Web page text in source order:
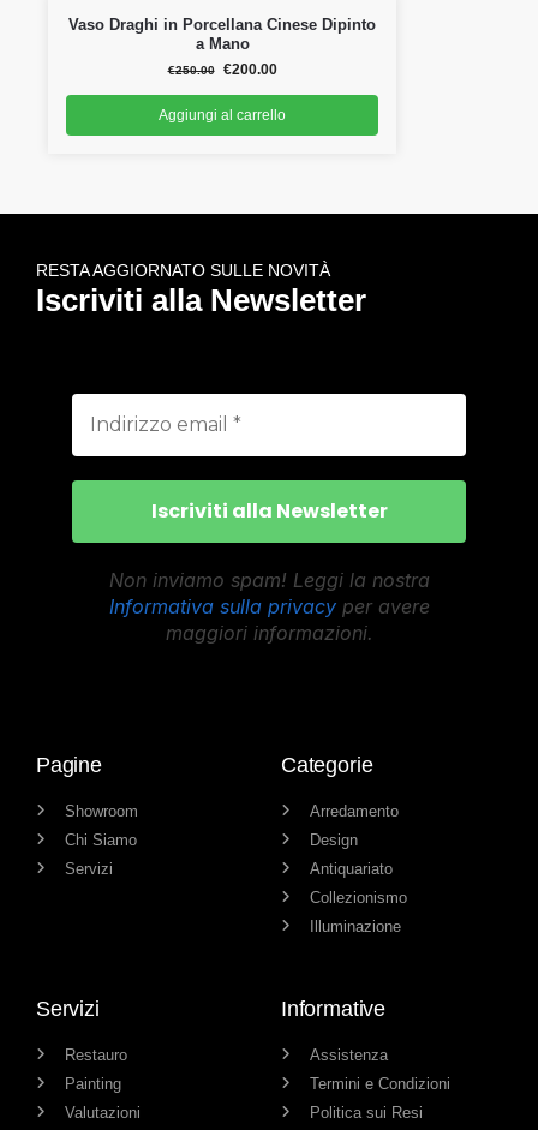
Vaso Draghi in Porcellana Cinese Dipinto
a Mano
€250.00 €200.00
Aggiungi al carrello
RESTA AGGIORNATO SULLE NOVITÀ
Iscriviti alla Newsletter
Non inviamo spam! Leggi la nostra
Informativa sulla privacyper avere
maggiori informazioni.
Pagine
Showroom
Chi Siamo
Servizi
Categorie
Arredamento
Design
Antiquariato
Collezionismo
Illuminazione
Servizi
Restauro
Painting
Valutazioni
Informative
Assistenza
Termini e Condizioni
Politica sui Resi